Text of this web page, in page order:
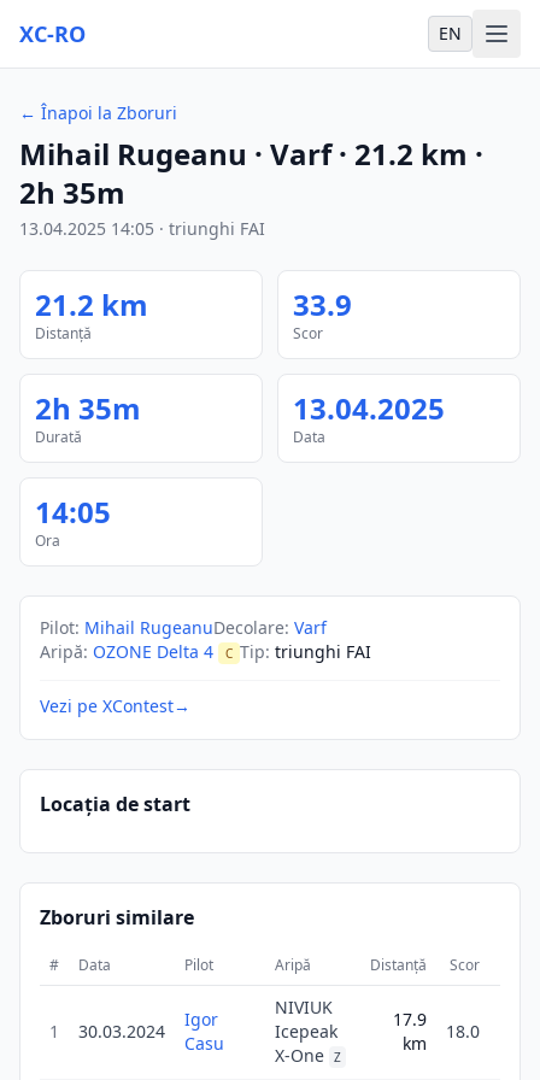
XC-RO EN
← Înapoi la Zboruri
Mihail Rugeanu · Varf· 21.2 km ·
2h 35m
13.04.2025 14:05 · triunghi FAI
21.2 km
Distanță
33.9
Scor
2h 35m
Durată
13.04.2025
Data
14:05
Ora
Pilot: Mihail RugeanuDecolare: Varf
Aripă: OZONE Delta 4 C Tip: triunghi FAI
Vezi pe XContest→
Locația de start
Zboruri similare
# Data Pilot Aripă Distanță Scor
1 30.03.2024
Igor
Casu
NIVIUK
Icepeak
X-One Z
17.9
km
18.0